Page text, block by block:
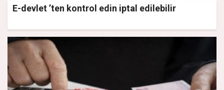
E-devlet ’ten kontrol edin iptal edilebilir